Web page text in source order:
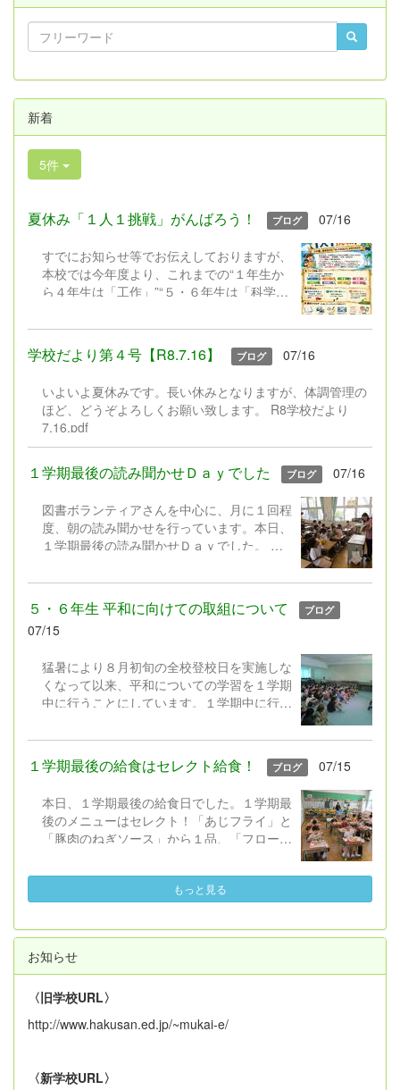
新着
5件
夏休み「１人１挑戦」がんばろう！ ブログ 07/16
すでにお知らせ等でお伝えしておりますが、
本校では今年度より、これまでの“１年生か
ら４年生は「工作」”“５・６年生は「科学研
題を見直し、新たに「1人1挑戦」を実施い
たします。近年、子どもたちの興味や関心は
ますます多様化しています。また、これから
動しながら学び続ける力が求められていま
す。 そこで本校では、工作や理科の研究に
限定するのではなく、子どもたち一人一人が
「やってみたい」「もっと知りたい」「でき
るようになりたい」と思うことに挑戦する機
もちろん、これまでの「工作」や「自由研
究」も大歓迎です。「子どもたちの興味・関
心に合わせて、取組内容の幅を広げ、長い休
16:30）には、取り組んだ「１人１挑戦」を
紹介する作品展を実施します。保護者の皆
学校だより第４号【R8.7.16】 ブログ 07/16
いよいよ夏休みです。長い休みとなりますが、体調管理の
ほど、どうぞよろしくお願い致します。 R8学校だより
7.16.pdf
１学期最後の読み聞かせＤａｙでした ブログ 07/16
図書ボランティアさんを中心に、月に１回程
度、朝の読み聞かせを行っています。本日、
１学期最後の読み聞かせＤａｙでした。
紙芝居を工夫を凝らして読み聞かせしてくだ
さいます。子どもたちは、もうくぎ付け！
そして、図書委員会の児童や学校職員
も、図書ボランティアさんと一緒に読み聞か
せＤａｙは、９月２４日（木）からスター
ト。またステキな本やお話と出会えますよう
に。
５・６年生 平和に向けての取組について ブログ
07/15
猛暑により８月初旬の全校登校日を実施しな
くなって以来、平和についての学習を１学期
中に行うことにしています。１学期中に行う
「戦争」や「平和」に関する番組を、それぞ
れの児童が思いを持ちながら視聴し、平和に
ついて考えを深められるようになればという
習を行いました。米倉斉加年 作の絵本「お
となになれなかった弟たちに...」を題材に、
挿絵を映し出しながら、５・６年担任と教務
で読み聞かせました（校長はピアノBGMと
歌...）。 子どもたちはぐっと集中しな
分たちができることについて考えられたと思
います。 「おとなになれなかった弟たち
に...」は中学１年生の国語の教科書にも掲載
されているとのことですので機会があれば読
んでみていただければ幸いです。 他の学
年・学級でも、平和について考える取組を夏
１学期最後の給食はセレクト給食！ ブログ 07/15
本日、１学期最後の給食日でした。１学期最
後のメニューはセレクト！「あじフライ」と
「豚肉のねぎソース」から１品、「フローズ
品、事前に選んだものを食べます。セレクト
する以外の共通のメニューは、「わかめご
１年生も１学期最後の給食・初めてのセ
給食開始日は、９月１日（火）です。
もっと見る
お知らせ
〈旧学校URL〉
http://www.hakusan.ed.jp/~mukai-e/
〈新学校URL〉